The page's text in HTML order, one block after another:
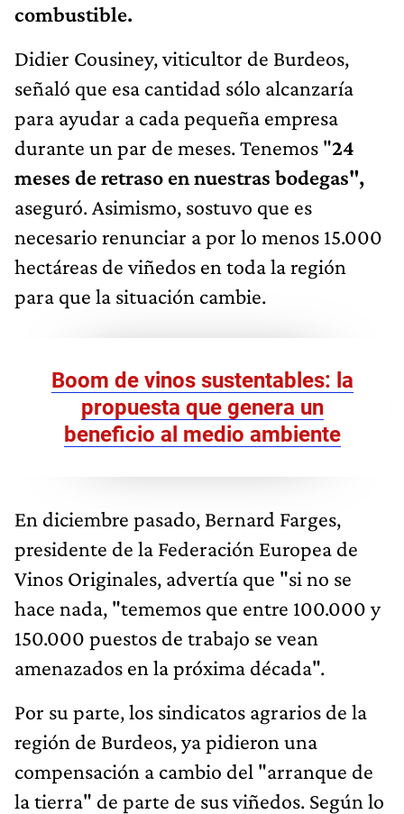
combustible.
Didier Cousiney, viticultor de Burdeos,
señaló que esa cantidad sólo alcanzaría
para ayudar a cada pequeña empresa
durante un par de meses. Tenemos "24
meses de retraso en nuestras bodegas",
aseguró. Asimismo, sostuvo que es
necesario renunciar a por lo menos 15.000
hectáreas de viñedos en toda la región
para que la situación cambie.
Boom de vinos sustentables: la
propuesta que genera un
beneficio al medio ambiente
En diciembre pasado, Bernard Farges,
presidente de la Federación Europea de
Vinos Originales, advertía que "si no se
hace nada, "tememos que entre 100.000 y
150.000 puestos de trabajo se vean
amenazados en la próxima década".
Por su parte, los sindicatos agrarios de la
región de Burdeos, ya pidieron una
compensación a cambio del "arranque de
la tierra" de parte de sus viñedos. Según lo